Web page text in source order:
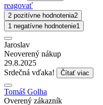
reagovať
2 pozitívne hodnotenia2
1 negatívne hodnotenie1
Jaroslav
Neoverený nákup
29.8.2025
Srdečná vďaka!
Čítať viac
Tomáš Golha
Overený zákazník